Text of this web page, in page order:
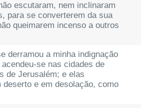
escutaram, nem inclinaram
para se converterem da sua
queimarem incenso a outros
derramou a minha indignação
se nas cidades de
de Jerusalém; e elas
deserto e em desolação, como